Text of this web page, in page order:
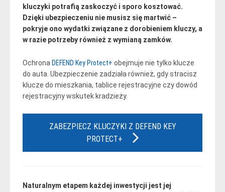
kluczyki potrafią zaskoczyć i sporo kosztować.
Dzięki ubezpieczeniu nie musisz się martwić –
pokryje ono wydatki związane z dorobieniem kluczy, a
w razie potrzeby również z wymianą zamków.
Ochrona DEFEND Key Protect+ obejmuje nie tylko klucze
do auta. Ubezpieczenie zadziała również, gdy stracisz
klucze do mieszkania, tablice rejestracyjne czy dowód
rejestracyjny wskutek kradzieży.
ZABEZPIECZ KLUCZYKI Z DEFEND KEY
PROTECT+
Naturalnym etapem każdej inwestycji jest jej